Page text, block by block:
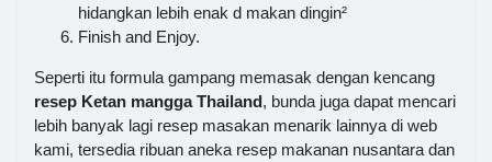
hidangkan lebih enak d makan dingin²
Finish and Enjoy.
Seperti itu formula gampang memasak dengan kencang
resep Ketan mangga Thailand, bunda juga dapat mencari
lebih banyak lagi resep masakan menarik lainnya di web
kami, tersedia ribuan aneka resep makanan nusantara dan